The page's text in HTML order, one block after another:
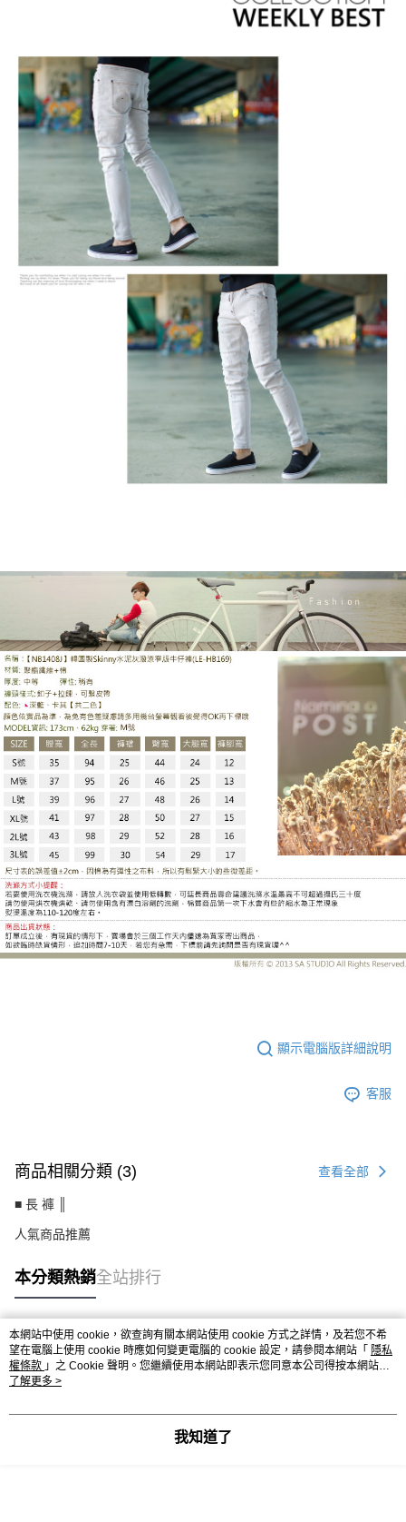
顯示電腦版詳細說明
客服
商品相關分類 (3) 查看全部
■ 長 褲 ║
人氣商品推薦
本分類熱銷全站排行
熱門標籤
本網站中使用 cookie，欲查詢有關本網站使用 cookie 方式之詳情，及若您不希
望在電腦上使用 cookie 時應如何變更電腦的 cookie 設定，請參閱本網站「 隱私
權條款 」之 Cookie 聲明。您繼續使用本網站即表示您同意本公司得按本網站使
用條款之 Cookie 聲明使用 cookie。
了解更多 >
我知道了